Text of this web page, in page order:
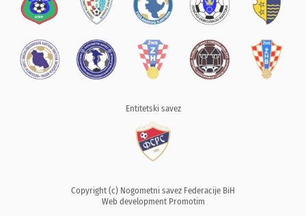
Entitetski savez
Copyright (c) Nogometni savez Federacije BiH
Web development Promotim